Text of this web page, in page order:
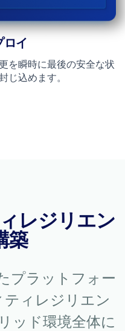
ロイ
を瞬時に最後の安全な状
じ込めます。
レジリエン
築
プラットフォー
ィレジリエン
ッド環境全体に